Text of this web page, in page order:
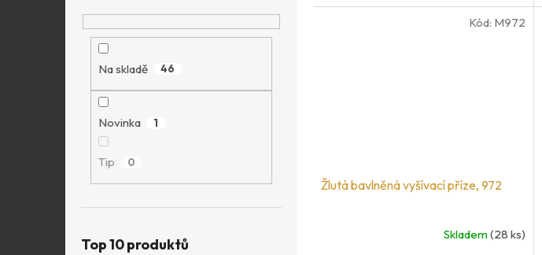
Na skladě 46
Novinka 1
Tip 0
Top 10 produktů
Žlutá bavlněná vyšívací příze, 972
Skladem(28 ks)
Kód: M972